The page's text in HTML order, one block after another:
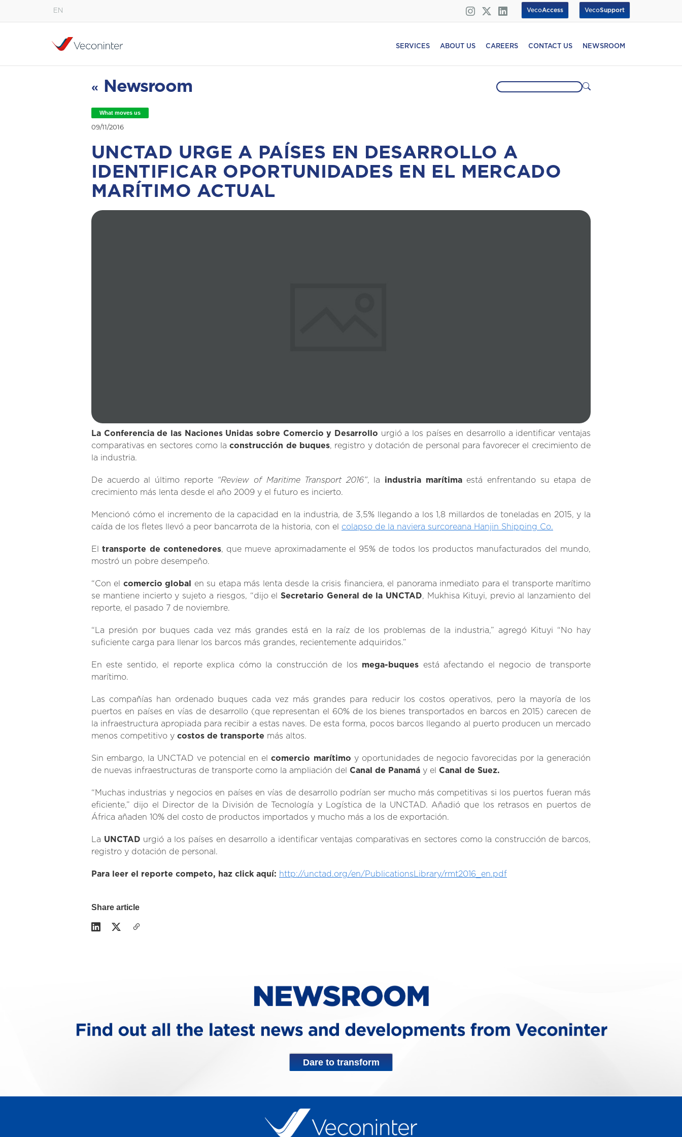
EN
Español
VecoSupport
VecoAccess
SERVICES ABOUT US CAREERS CONTACT US NEWSROOM
« Newsroom
What moves us
09/11/2016
UNCTAD URGE A PAÍSES EN DESARROLLO A
IDENTIFICAR OPORTUNIDADES EN EL MERCADO
MARÍTIMO ACTUAL
La Conferencia de las Naciones Unidas sobre Comercio y Desarrollo urgió a los países en desarrollo a identificar ventajas
comparativas en sectores como laconstrucción de buques, registro y dotación de personal para favorecer el crecimiento de
la industria.
De acuerdo al último reporte “Review of Maritime Transport 2016”, la industria marítimaestá enfrentando su etapa de
crecimiento más lenta desde el año 2009 y el futuro es incierto.
Mencionó cómo el incremento de la capacidad en la industria, de 3,5% llegando a los 1,8 millardos de toneladas en 2015, y la
caída de los fletes llevó a peor bancarrota de la historia, con el colapso de la naviera surcoreana Hanjin Shipping Co.
Eltransporte de contenedores, que mueve aproximadamente el 95% de todos los productos manufacturados del mundo,
mostró un pobre desempeño.
“Con el comercio global
en su etapa más lenta desde la crisis financiera, el panorama inmediato para el transporte marítimo
se mantiene incierto y sujeto a riesgos, “dijo elSecretario General de la UNCTAD, Mukhisa Kituyi, previo al lanzamiento del
reporte, el pasado 7 de noviembre.
“La presión por buques cada vez más grandes está en la raíz de los problemas de la industria,” agregó Kituyi “No hay
suficiente carga para llenar los barcos más grandes, recientemente adquiridos.”
En este sentido, el reporte explica cómo la construcción de los mega-buques está afectando el negocio de transporte
marítimo.
Las compañías han ordenado buques cada vez más grandes para reducir los costos operativos, pero la mayoría de los
puertos en países en vías de desarrollo (que representan el 60% de los bienes transportados en barcos en 2015) carecen de
la infraestructura apropiada para recibir a estas naves. De esta forma, pocos barcos llegando al puerto producen un mercado
menos competitivo y costos de transporte más altos.
Sin embargo, la UNCTAD ve potencial en elcomercio marítimo y oportunidades de negocio favorecidas por la generación
de nuevas infraestructuras de transporte como la ampliación del Canal de Panamá y el Canal de Suez.
“Muchas industrias y negocios en países en vías de desarrollo podrían ser mucho más competitivas si los puertos fueran más
eficiente,” dijo el Director de la División de Tecnología y Logística de la UNCTAD. Añadió que los retrasos en puertos de
África añaden 10% del costo de productos importados y mucho más a los de exportación.
La UNCTAD urgió a los países en desarrollo a identificar ventajas comparativas en sectores como la construcción de barcos,
registro y dotación de personal.
Para leer el reporte competo, haz click aquí: http://unctad.org/en/PublicationsLibrary/rmt2016_en.pdf
Share article
Dare to transform